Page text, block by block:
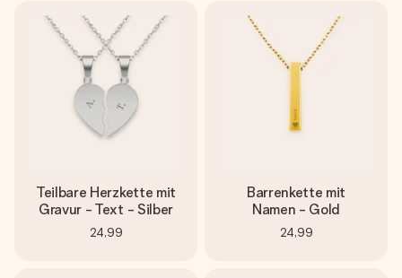
Teilbare Herzkette mit
Gravur - Text - Silber
24,99
Barrenkette mit
Namen - Gold
24,99